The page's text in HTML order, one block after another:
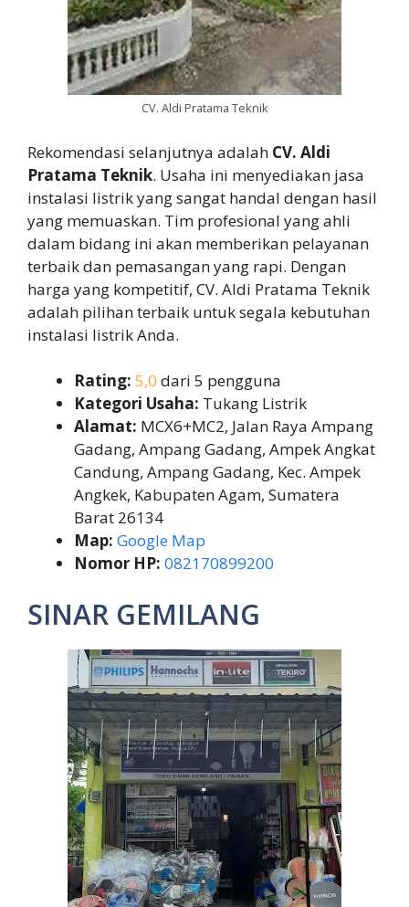
CV. Aldi Pratama Teknik
Rekomendasi selanjutnya adalah CV. Aldi
Pratama Teknik. Usaha ini menyediakan jasa
instalasi listrik yang sangat handal dengan hasil
yang memuaskan. Tim profesional yang ahli
dalam bidang ini akan memberikan pelayanan
terbaik dan pemasangan yang rapi. Dengan
harga yang kompetitif, CV. Aldi Pratama Teknik
adalah pilihan terbaik untuk segala kebutuhan
instalasi listrik Anda.
Rating: 5,0 dari 5 pengguna
Kategori Usaha: Tukang Listrik
Alamat: MCX6+MC2, Jalan Raya Ampang
Gadang, Ampang Gadang, Ampek Angkat
Candung, Ampang Gadang, Kec. Ampek
Angkek, Kabupaten Agam, Sumatera
Barat 26134
Map: Google Map
Nomor HP: 082170899200
SINAR GEMILANG